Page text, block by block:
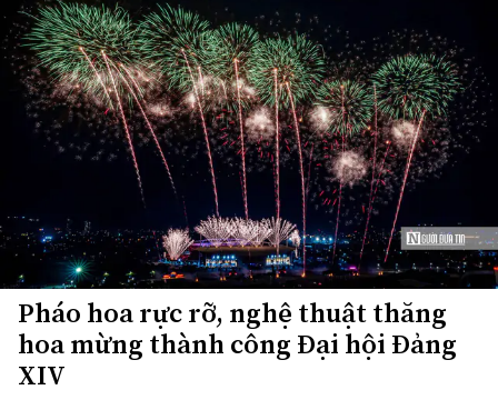
Pháo hoa rực rỡ, nghệ thuật thăng
hoa mừng thành công Đại hội Đảng
XIV